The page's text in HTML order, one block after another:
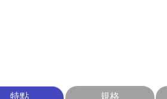
特點 規格